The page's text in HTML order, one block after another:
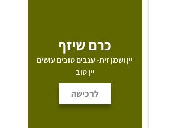
כרם שיזף
יין ושמן זית- ענבים טובים עושים
יין טוב
לרכישה